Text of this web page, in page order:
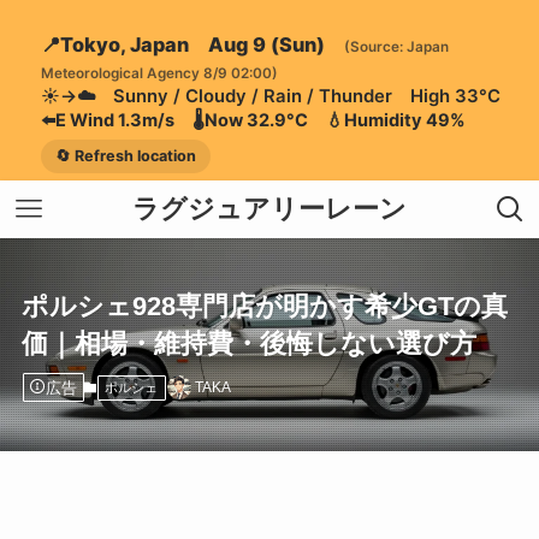
📍Tokyo, Japan Aug 9 (Sun)
(Source: Japan
Meteorological Agency 8/9 02:00)
☀️→☁️ Sunny / Cloudy / Rain / Thunder High 33°C
⬅️E Wind 1.3m/s 🌡️Now 32.9°C 💧Humidity 49%
🔄 Refresh location
ラグジュアリーレーン
ポルシェ928専門店が明かす希少GTの真
価｜相場・維持費・後悔しない選び方
広告 ポルシェ TAKA